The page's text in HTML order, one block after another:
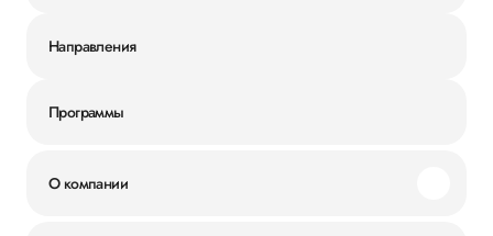
Направления
Программы
О компании